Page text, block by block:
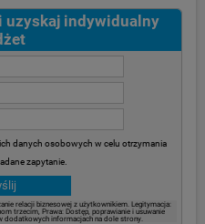
uzyskaj indywidualny
danych osobowych w celu otrzymania
zapytanie.
relacji biznesowej z użytkownikiem. Legitymacja:
trzecim, Prawa: Dostęp, poprawianie i usuwanie
dodatkowych informacjach na dole strony.